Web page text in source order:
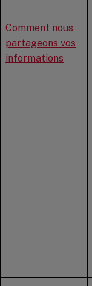
Comment nous
partageons vos
informations